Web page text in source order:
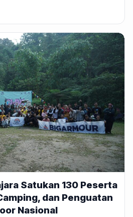
Satukan 130 Peserta
dan Penguatan
Nasional